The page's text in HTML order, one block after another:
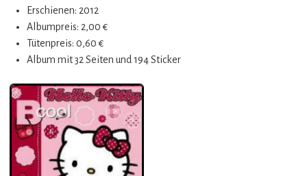
Erschienen: 2012
Albumpreis: 2,00 €
Tütenpreis: 0,60 €
Album mit 32 Seiten und 194 Sticker